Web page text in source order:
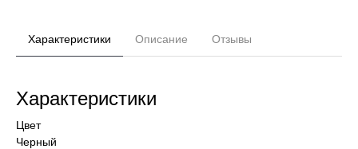
Характеристики Описание Отзывы
Характеристики
Цвет
Черный